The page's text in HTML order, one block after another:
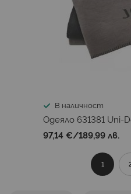
В наличност
Одеяло 631381 Uni-
97,14 €/189,99 лв.
В1